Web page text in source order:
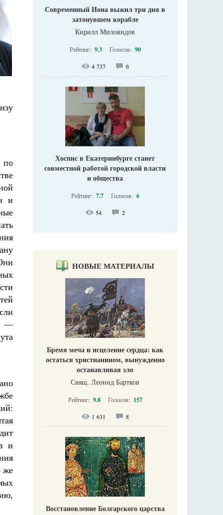
по
и
—
и
же
Современный Иона выжил три дня в
затонувшем корабле
Кирилл Миловидов
Рейтинг: 9.3 Голосов: 90
4 737 6
Хоспис в Екатеринбурге станет
совместной работой городской власти
и общества
Рейтинг: 7.7 Голосов: 6
54 2
НОВЫЕ МАТЕРИАЛЫ
Бремя меча и исцеление сердца: как
остаться христианином, вынужденно
останавливая зло
Свящ. Леонид Бартков
Рейтинг: 9.8 Голосов: 157
1 631 8
Восстановление Болгарского царства